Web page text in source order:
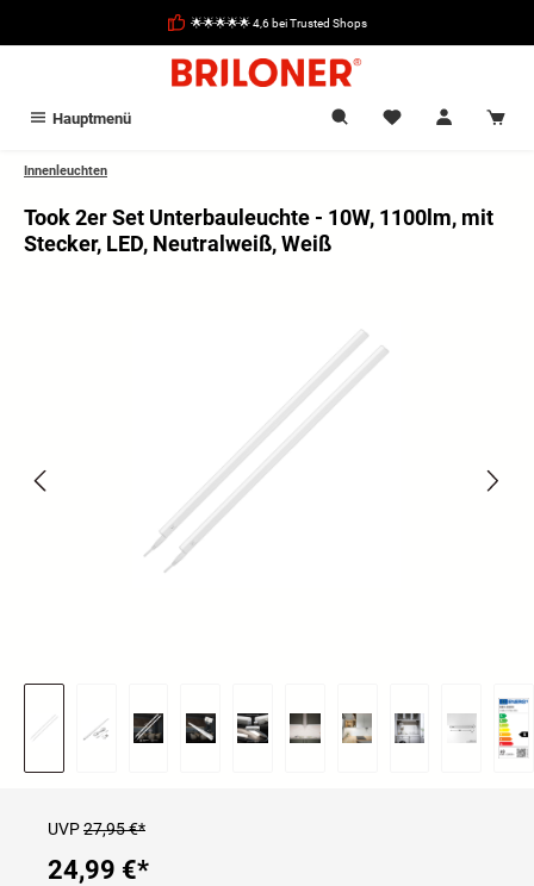
🌟🌟🌟🌟🌟 4,6 bei Trusted Shops
Hauptmenü
Innenleuchten
Took 2er Set Unterbauleuchte - 10W, 1100lm, mit
Stecker, LED, Neutralweiß, Weiß
UVP27,95 €*
24,99 €*